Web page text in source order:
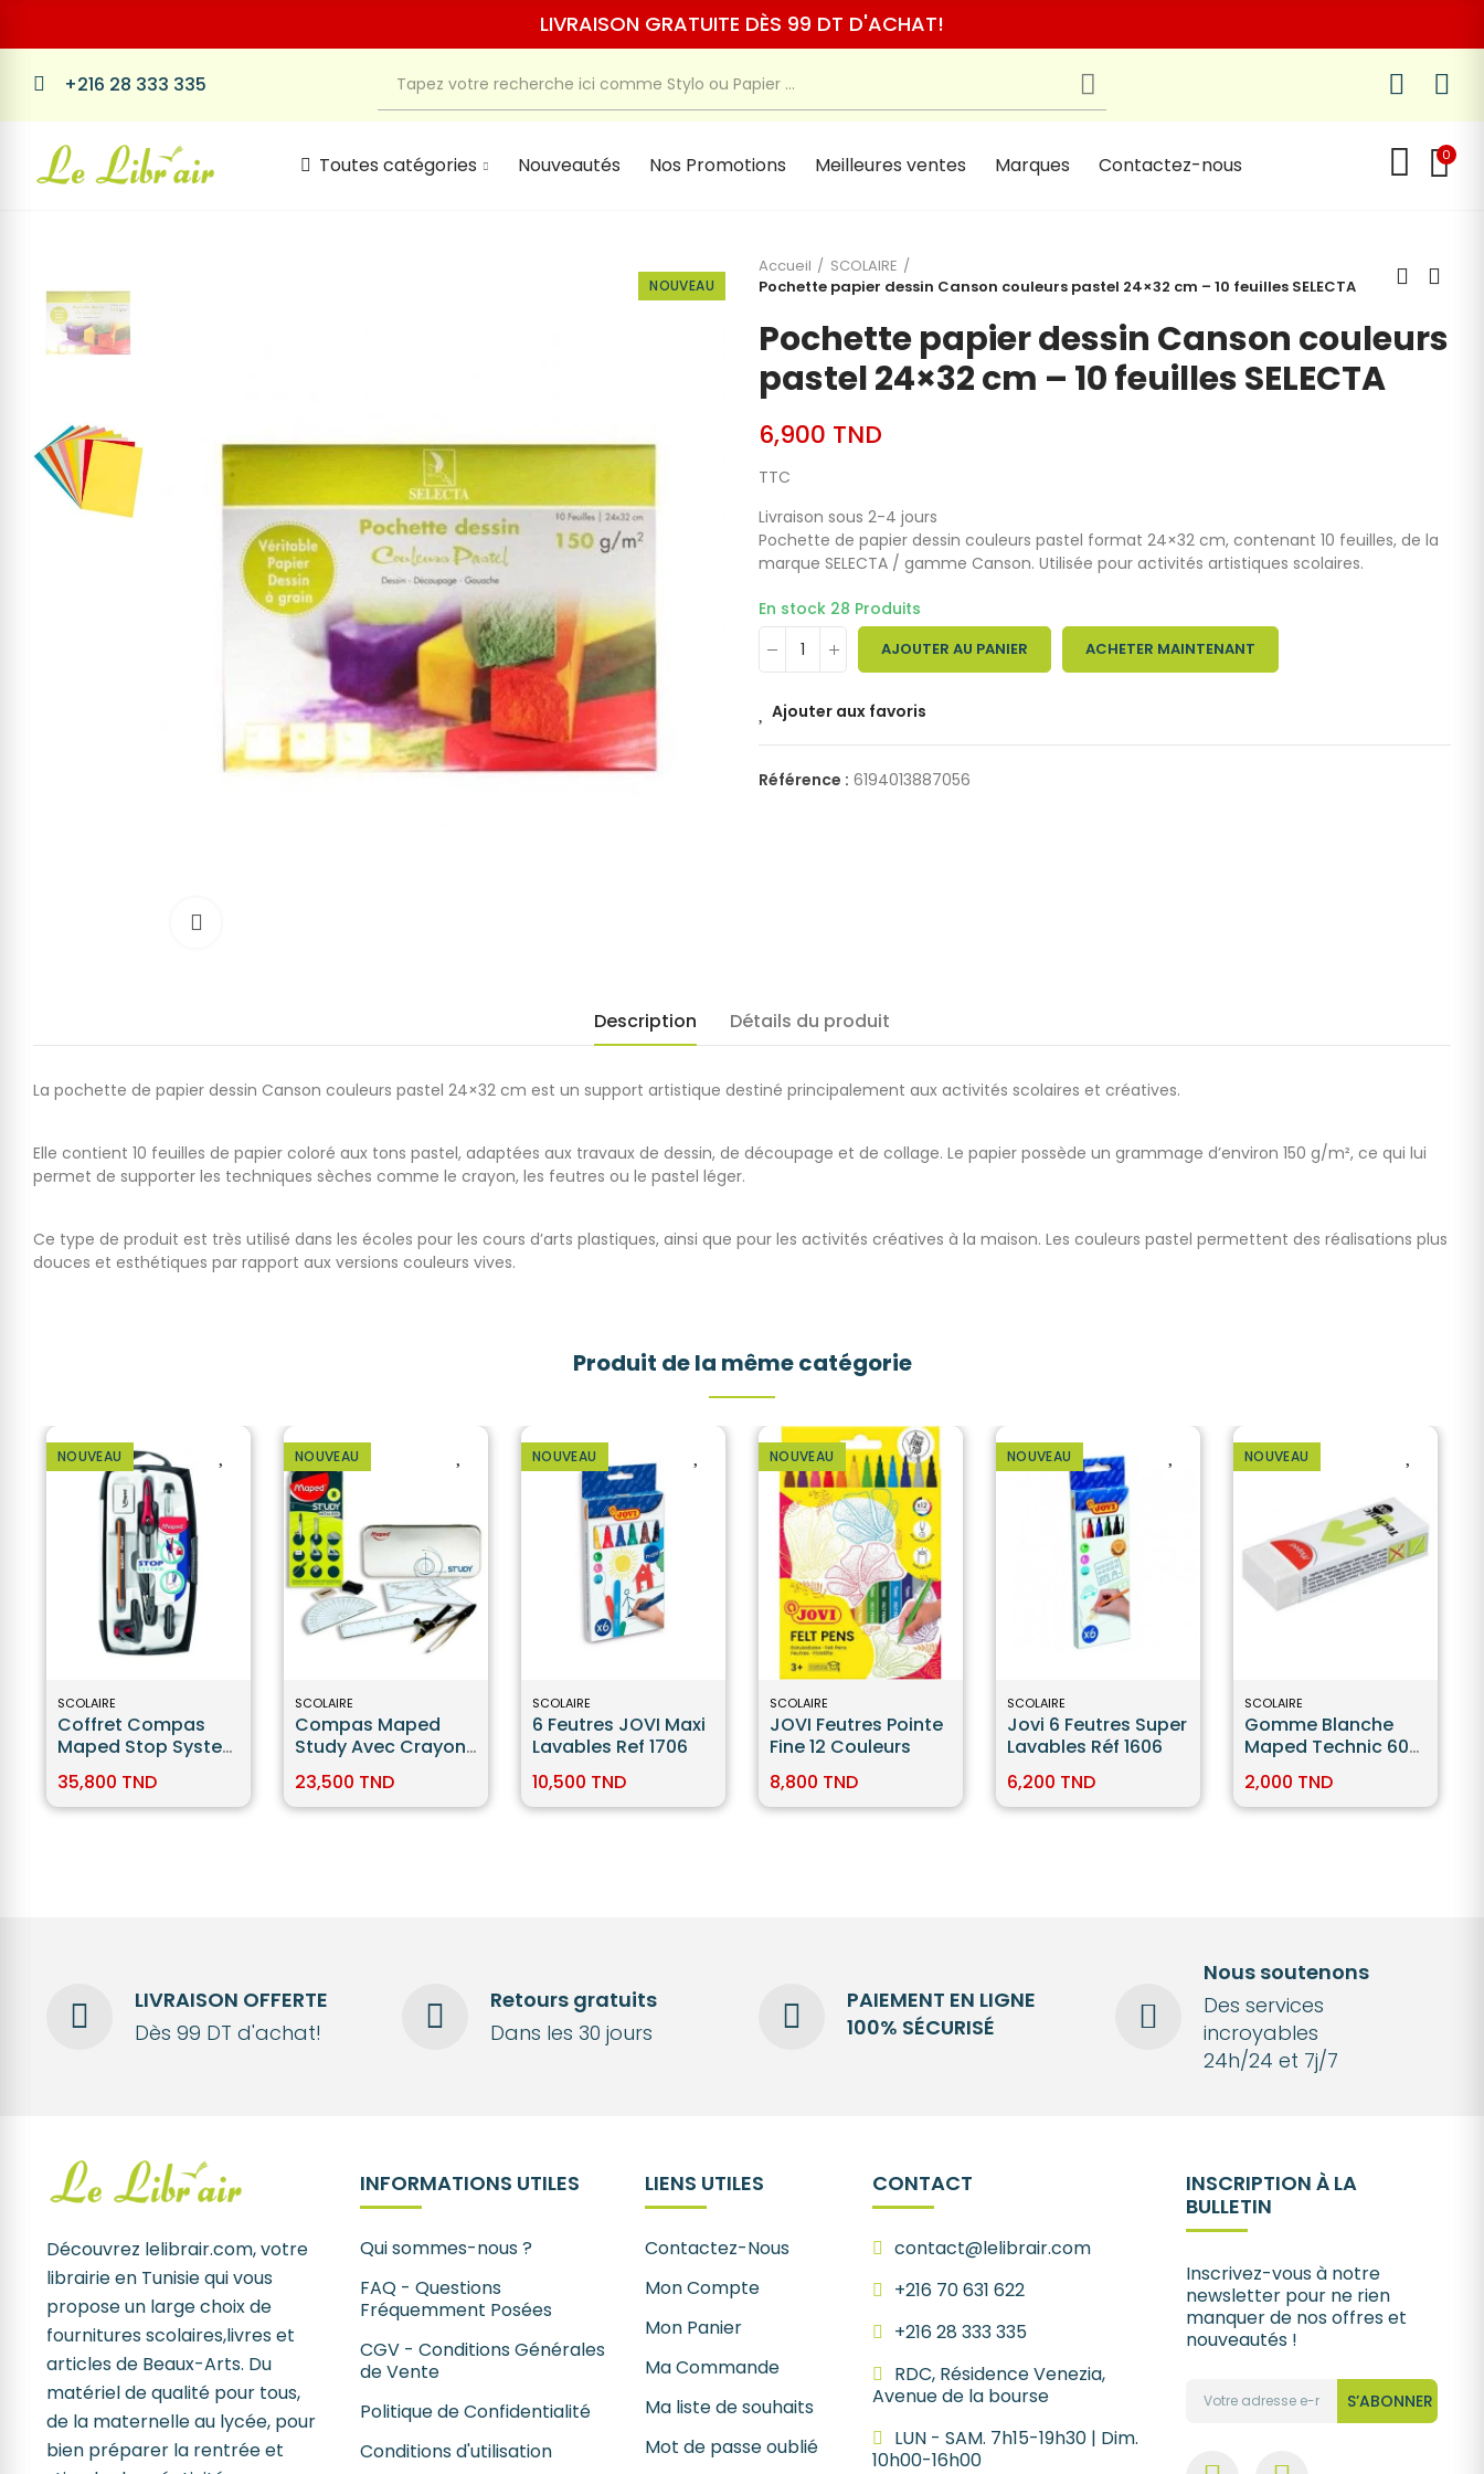
LIVRAISON GRATUITE DÈS 99 DT D'ACHAT!
+216 28 333 335
Toutes catégories Nouveautés Nos Promotions Meilleures ventes Marques Contactez-nous 0
NOUVEAU
Accueil
SCOLAIRE
Pochette papier dessin Canson couleurs pastel 24×32 cm – 10 feuilles SELECTA
Pochette papier dessin Canson couleurs
pastel 24×32 cm – 10 feuilles SELECTA
6,900 TND
TTC
Livraison sous 2-4 jours
Pochette de papier dessin couleurs pastel format 24×32 cm, contenant 10 feuilles, de la
marque SELECTA / gamme Canson. Utilisée pour activités artistiques scolaires.
En stock 28 Produits
AJOUTER AU PANIER ACHETER MAINTENANT
Ajouter aux favoris
Référence : 6194013887056
Description Détails du produit
La pochette de papier dessin Canson couleurs pastel 24×32 cm est un support artistique destiné principalement aux activités scolaires et créatives.
Elle contient 10 feuilles de papier coloré aux tons pastel, adaptées aux travaux de dessin, de découpage et de collage. Le papier possède un grammage d’environ 150 g/m², ce qui lui
permet de supporter les techniques sèches comme le crayon, les feutres ou le pastel léger.
Ce type de produit est très utilisé dans les écoles pour les cours d’arts plastiques, ainsi que pour les activités créatives à la maison. Les couleurs pastel permettent des réalisations plus
douces et esthétiques par rapport aux versions couleurs vives.
Produit de la même catégorie
NOUVEAU
SCOLAIRE
Coffret Compas
Maped Stop System
35,800 TND
NOUVEAU
SCOLAIRE
Compas Maped
Study Avec Crayon
23,500 TND
NOUVEAU
SCOLAIRE
6 Feutres JOVI Maxi
Lavables Ref 1706
10,500 TND
NOUVEAU
SCOLAIRE
JOVI Feutres Pointe
Fine 12 Couleurs
8,800 TND
NOUVEAU
SCOLAIRE
Jovi 6 Feutres Super
Lavables Réf 1606
6,200 TND
NOUVEAU
SCOLAIRE
Gomme Blanche
Maped Technic 600
2,000 TND
LIVRAISON OFFERTE
Dès 99 DT d'achat!
Retours gratuits
Dans les 30 jours
PAIEMENT EN LIGNE
100% SÉCURISÉ
Nous soutenons
Des services
incroyables
24h/24 et 7j/7
Découvrez lelibrair.com, votre
librairie en Tunisie qui vous
propose un large choix de
fournitures scolaires,livres et
articles de Beaux-Arts. Du
matériel de qualité pour tous,
de la maternelle au lycée, pour
bien préparer la rentrée et
INFORMATIONS UTILES
Qui sommes-nous ?
FAQ - Questions
Fréquemment Posées
CGV - Conditions Générales
de Vente
Politique de Confidentialité
Conditions d'utilisation
LIENS UTILES
Contactez-Nous
Mon Compte
Mon Panier
Ma Commande
Ma liste de souhaits
Mot de passe oublié
CONTACT
contact@lelibrair.com
+216 70 631 622
+216 28 333 335
RDC, Résidence Venezia,
Avenue de la bourse
LUN - SAM. 7h15-19h30 | Dim.
10h00-16h00
INSCRIPTION À LA
BULLETIN
Inscrivez-vous à notre
newsletter pour ne rien
manquer de nos offres et
nouveautés !
S’ABONNER